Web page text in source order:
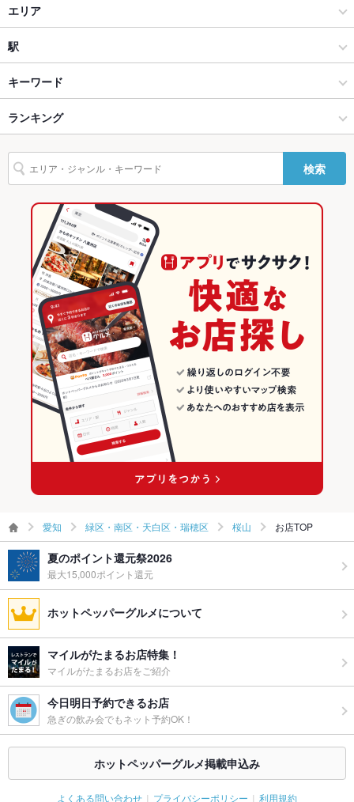
設備
Wi-Fi
ー
駐車場
その他設備 他、ご相談あればご連絡下さい。
その他
飲み放題 あり ：プラス1980円（90分）
食べ放題 なし ：食べ放題はございません。
カクテル充実、焼酎充実、日本酒充実、ワイン充実
お子様連れ お子様連れ歓迎 ：お子様連れもお待ちしております。
ウェディン
グパーティ
ー二次会
応相談
お祝い・サ
プライズ対
可
個室をご利用の場合5％のサービス料有
洋食
ステーキ・ハンバーグ
緑区・南区・天白区・瑞穂区 × 洋食
緑区・南区・天白区・瑞穂区 × ステーキ・ハンバーグ
桜山駅 × 洋食
桜山駅 × ステーキ・ハンバーグ
エリア
桜山
桜山 × 洋食
桜山 × ステーキ・ハンバーグ
愛知
愛知 × 洋食
愛知 × ステーキ・ハンバーグ
駅
桜山駅
キーワード
エビ料理
ランキング
愛知のグルメランキング
愛知の洋食ランキング
愛知のステーキ・ハンバーグランキング
緑区・南区・天白区・瑞穂区のグルメランキング
緑区・南区・天白区・瑞穂区の洋食ランキング
緑区・南区・天白区・瑞穂区のステーキ・ハンバーグランキング
桜山のグルメランキング
検索
愛知 緑区・南区・天白区・瑞穂区 桜山 お店TOP
夏のポイント還元祭2026
最大15,000ポイント還元
ホットペッパーグルメについて
マイルがたまるお店特集！
マイルがたまるお店をご紹介
今日明日予約できるお店
急ぎの飲み会でもネット予約OK！
ホットペッパーグルメ掲載申込み
よくある問い合わせ プライバシーポリシー 利用規約